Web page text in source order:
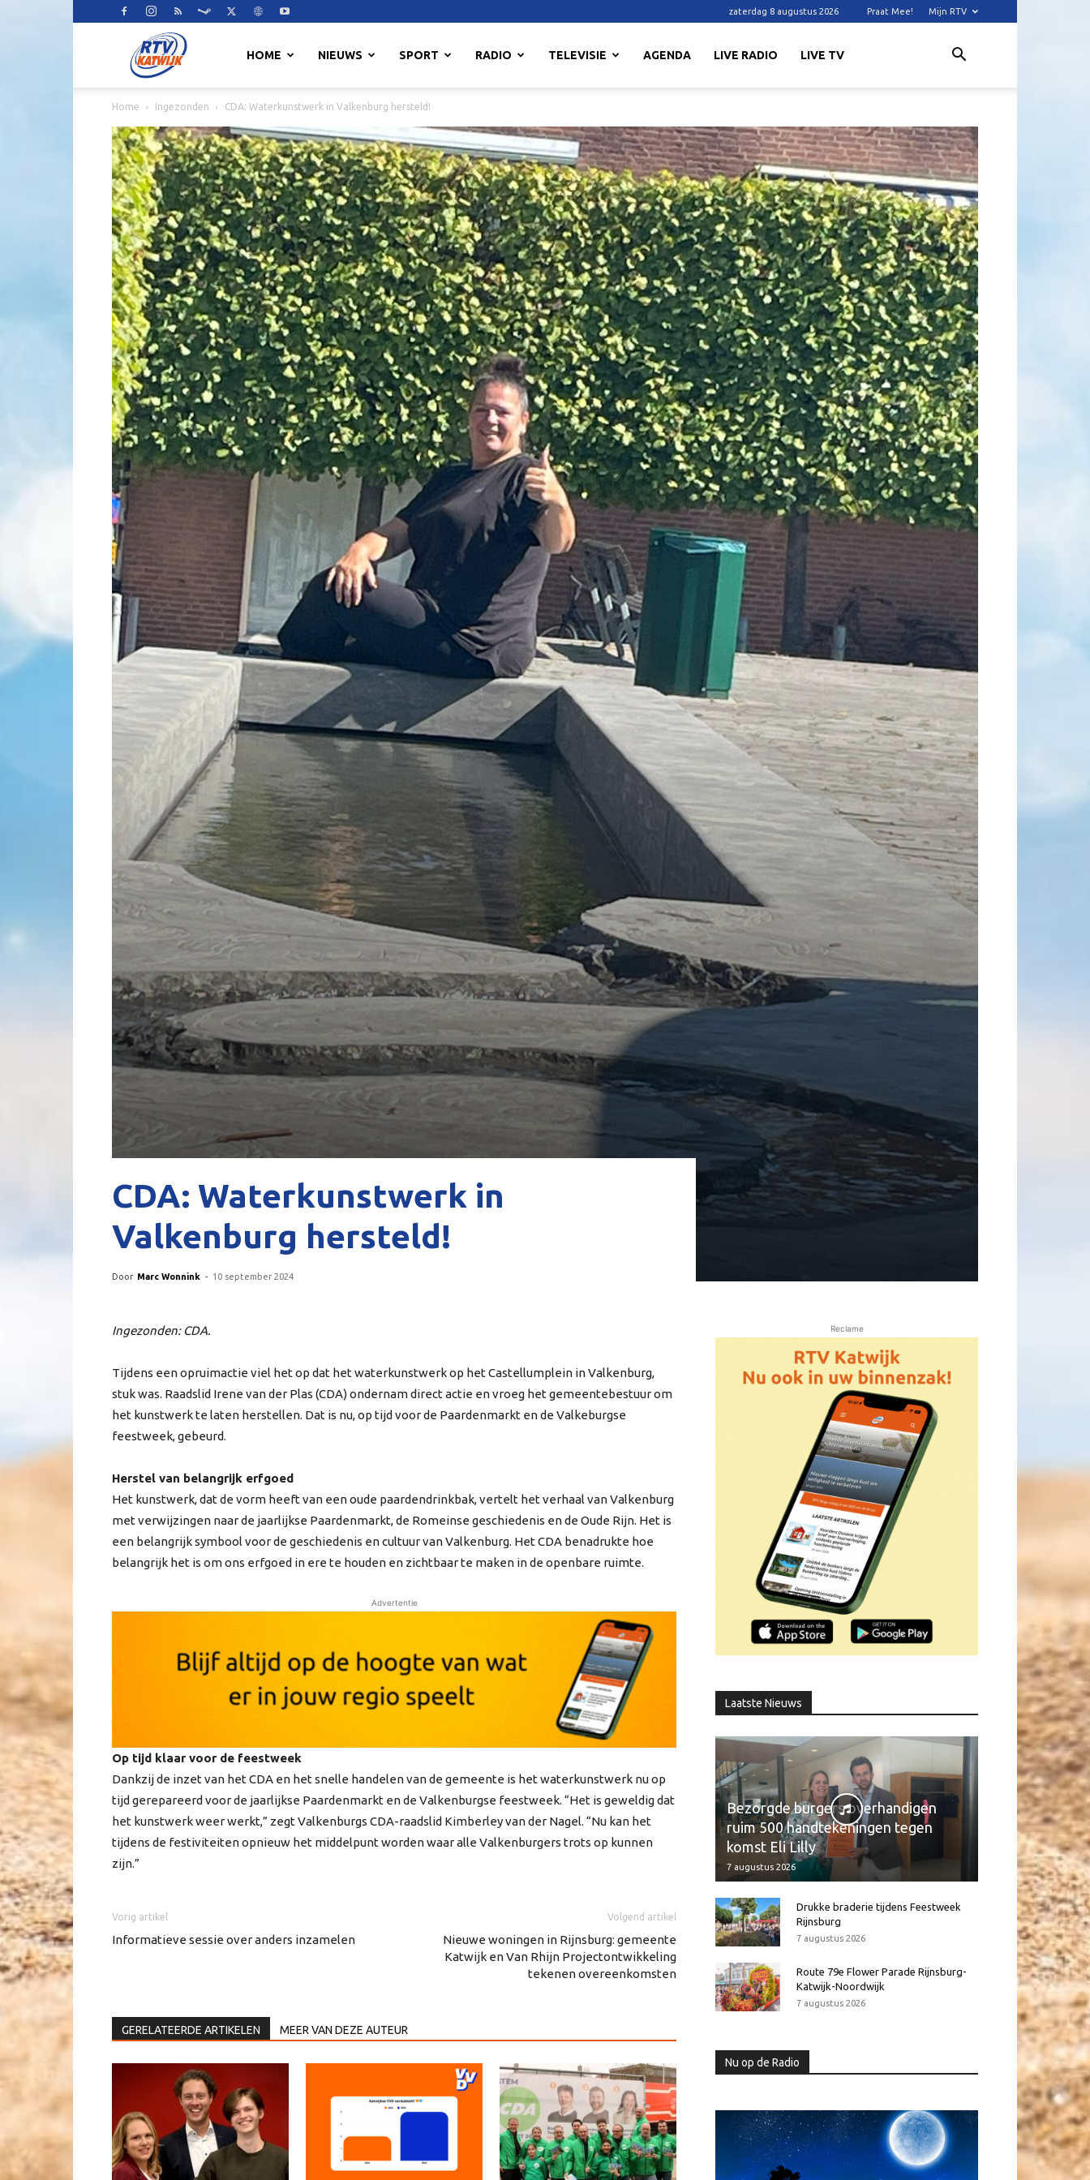
zaterdag 8 augustus 2026 Praat Mee! Mijn RTV
HOME NIEUWS SPORT RADIO TELEVISIE AGENDA LIVE RADIO LIVE TV
Home Ingezonden CDA: Waterkunstwerk in Valkenburg hersteld!
CDA: Waterkunstwerk in
Valkenburg hersteld!
Door Marc Wonnink - 10 september 2024
Ingezonden: CDA.
Tijdens een opruimactie viel het op dat het waterkunstwerk op het Castellumplein in Valkenburg,
stuk was. Raadslid Irene van der Plas (CDA) ondernam direct actie en vroeg het gemeentebestuur om
het kunstwerk te laten herstellen. Dat is nu, op tijd voor de Paardenmarkt en de Valkeburgse
feestweek, gebeurd.
Herstel van belangrijk erfgoed
Het kunstwerk, dat de vorm heeft van een oude paardendrinkbak, vertelt het verhaal van Valkenburg
met verwijzingen naar de jaarlijkse Paardenmarkt, de Romeinse geschiedenis en de Oude Rijn. Het is
een belangrijk symbool voor de geschiedenis en cultuur van Valkenburg. Het CDA benadrukte hoe
belangrijk het is om ons erfgoed in ere te houden en zichtbaar te maken in de openbare ruimte.
Advertentie
Op tijd klaar voor de feestweek
Dankzij de inzet van het CDA en het snelle handelen van de gemeente is het waterkunstwerk nu op
tijd gerepareerd voor de jaarlijkse Paardenmarkt en de Valkenburgse feestweek. “Het is geweldig dat
het kunstwerk weer werkt,” zegt Valkenburgs CDA-raadslid Kimberley van der Nagel. “Nu kan het
tijdens de festiviteiten opnieuw het middelpunt worden waar alle Valkenburgers trots op kunnen
zijn.”
Vorig artikel
Informatieve sessie over anders inzamelen
Volgend artikel
Nieuwe woningen in Rijnsburg: gemeente
Katwijk en Van Rhijn Projectontwikkeling
tekenen overeenkomsten
GERELATEERDE ARTIKELEN MEER VAN DEZE AUTEUR
Reclame
Laatste Nieuws
Bezorgde burgers overhandigen
ruim 500 handtekeningen tegen
komst Eli Lilly
7 augustus 2026
Drukke braderie tijdens Feestweek
Rijnsburg
7 augustus 2026
Route 79e Flower Parade Rijnsburg-
Katwijk-Noordwijk
7 augustus 2026
Nu op de Radio